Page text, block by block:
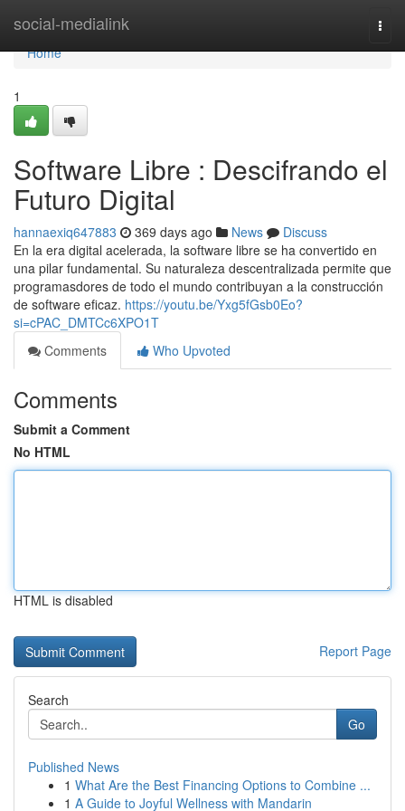
social-medialink
Home
Home
1
Software Libre : Descifrando el
Futuro Digital
hannaexiq647883 369 days ago News
Discuss
En la era digital acelerada, la software libre se ha convertido en
una pilar fundamental. Su naturaleza descentralizada permite que
programasdores de todo el mundo contribuyan a la construcción
de software eficaz. https://youtu.be/Yxg5fGsb0Eo?
si=cPAC_DMTCc6XPO1T
Comments
Who Upvoted
Comments
Submit a Comment
No HTML
HTML is disabled
Report Page
Search
Go
Published News
1 What Are the Best Financing Options to Combine ...
1 A Guide to Joyful Wellness with Mandarin